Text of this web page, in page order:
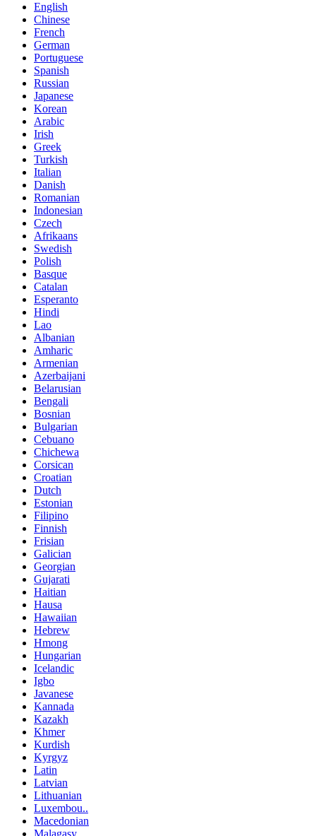
English
Chinese
French
German
Portuguese
Spanish
Russian
Japanese
Korean
Arabic
Irish
Greek
Turkish
Italian
Danish
Romanian
Indonesian
Czech
Afrikaans
Swedish
Polish
Basque
Catalan
Esperanto
Hindi
Lao
Albanian
Amharic
Armenian
Azerbaijani
Belarusian
Bengali
Bosnian
Bulgarian
Cebuano
Chichewa
Corsican
Croatian
Dutch
Estonian
Filipino
Finnish
Frisian
Galician
Georgian
Gujarati
Haitian
Hausa
Hawaiian
Hebrew
Hmong
Hungarian
Icelandic
Igbo
Javanese
Kannada
Kazakh
Khmer
Kurdish
Kyrgyz
Latin
Latvian
Lithuanian
Luxembou..
Macedonian